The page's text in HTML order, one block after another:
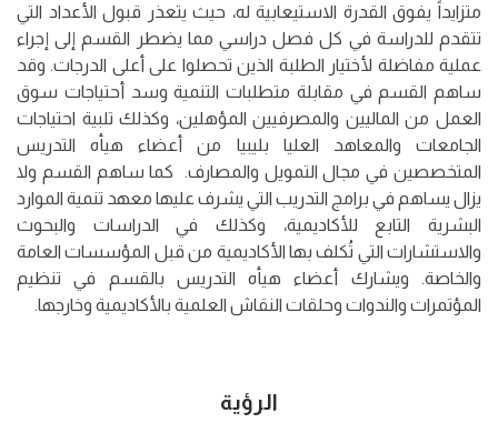
متزايداً يفوق القدرة الاستيعابية له، حيث يتعذر قبول الأعداد التي
تتقدم للدراسة في كل فصل دراسي مما يضطر القسم إلى إجراء
عملية مفاضلة لأختيار الطلبة الذين تحصلوا على أعلى الدرجات. وقد
ساهم القسم في مقابلة متطلبات التنمية وسد أحتياجات سوق
العمل من الماليين والمصرفيين المؤهلين، وكذلك تلبية احتياجات
الجامعات والمعاهد العليا بليبيا من أعضاء هيأه التدريس
المتخصصين في مجال التمويل والمصارف. كما ساهم القسم ولا
يزال يساهم في برامج التدريب التي يشرف عليها معهد تنمية الموارد
البشرية التابع للأكاديمية، وكذلك في الدراسات والبحوث
والاستشارات التي تُكلف بها الأكاديمية من قبل المؤسسات العامة
والخاصة. ويشارك أعضاء هيأه التدريس بالقسم في تنظيم
المؤتمرات والندوات وحلقات النقاش العلمية بالأكاديمية وخارجها.
الرؤية